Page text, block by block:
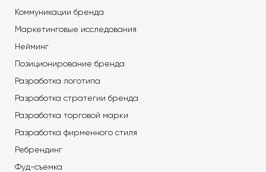
Коммуникации бренда
Маркетинговые исследования
Нейминг
Позиционирование бренда
Разработка логотипа
Разработка стратегии бренда
Разработка торговой марки
Разработка фирменного стиля
Ребрендинг
Фуд-съемка